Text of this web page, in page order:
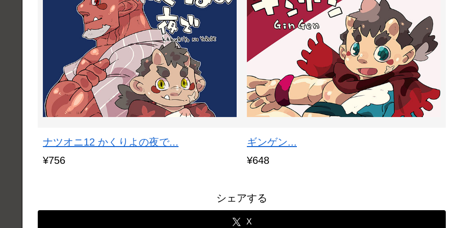
ナツオニ12 かくりよの夜で...
¥756
ギンゲン...
¥648
シェアする
X